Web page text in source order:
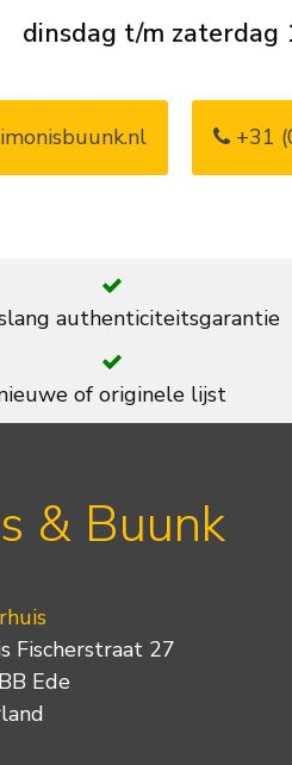
dinsdag t/m zaterdag
+31
authenticiteitsgarantie
of originele lijst
& Buunk
Fischerstraat 27
Ede